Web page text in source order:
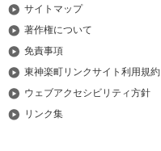
サイトマップ
著作権について
免責事項
東神楽町リンクサイト利用規約
ウェブアクセシビリティ方針
リンク集